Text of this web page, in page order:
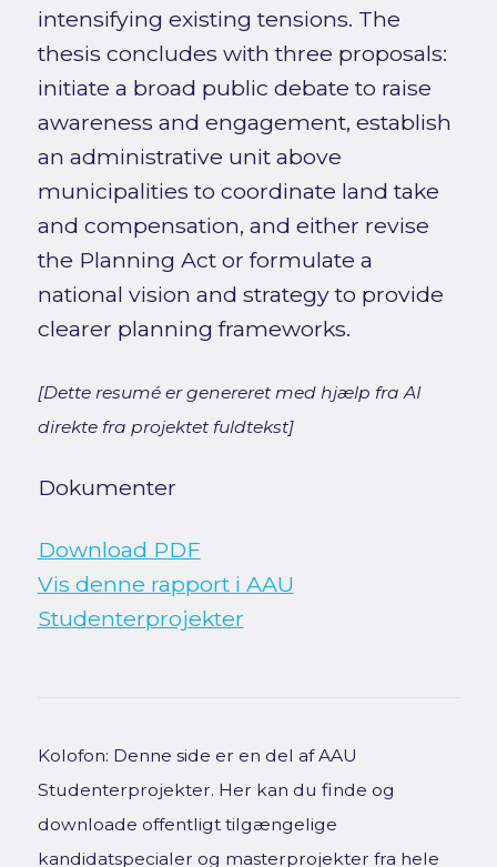
intensifying existing tensions. The
thesis concludes with three proposals:
initiate a broad public debate to raise
awareness and engagement, establish
an administrative unit above
municipalities to coordinate land take
and compensation, and either revise
the Planning Act or formulate a
national vision and strategy to provide
clearer planning frameworks.
[Dette resumé er genereret med hjælp fra AI
direkte fra projektet fuldtekst]
Dokumenter
Download PDF
Vis denne rapport i AAU
Studenterprojekter
Kolofon: Denne side er en del af AAU
Studenterprojekter. Her kan du finde og
downloade offentligt tilgængelige
kandidatspecialer og masterprojekter fra hele